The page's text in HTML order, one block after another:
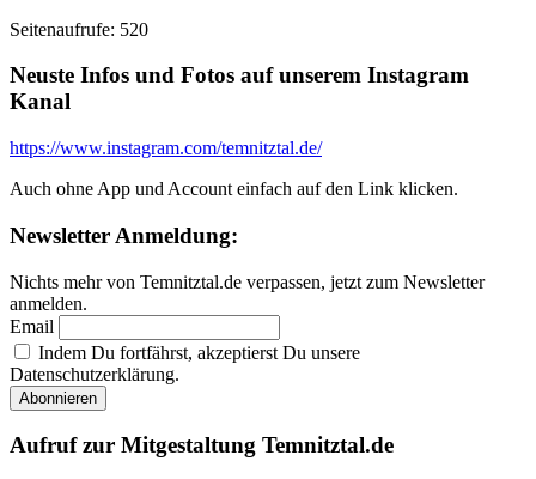
Seitenaufrufe: 520
Neuste Infos und Fotos auf unserem Instagram
Kanal
https://www.instagram.com/temnitztal.de/
Auch ohne App und Account einfach auf den Link klicken.
Newsletter Anmeldung:
Nichts mehr von Temnitztal.de verpassen, jetzt zum Newsletter
anmelden.
Email
Indem Du fortfährst, akzeptierst Du unsere
Datenschutzerklärung.
Aufruf zur Mitgestaltung Temnitztal.de